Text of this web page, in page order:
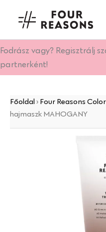
Fodrász vagy? Regisztrálj
partnerként!
Főoldal › Four Reasons
hajmaszk MAHOGANY